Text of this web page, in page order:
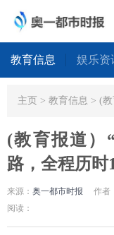
教育信息 娱乐资
主页 > 教育信息 > (教育
(教育报道）
路，全程历时
来源： 奥一都市时报 作者
阅读：